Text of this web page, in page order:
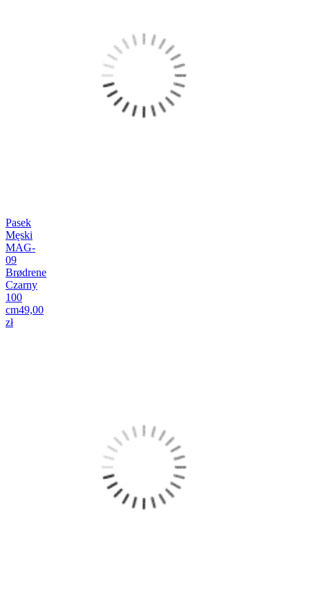
Pasek
Męski
MAG-
09
Brødrene
Czarny
100
cm49,00
zł